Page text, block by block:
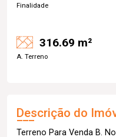
Finalidade
316.69 m²
A. Terreno
Descrição do
Terreno Para Venda B.